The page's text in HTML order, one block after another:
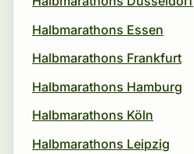
Halbmarathons Essen
Halbmarathons Frankfurt
Halbmarathons Hamburg
Halbmarathons Köln
Halbmarathons Leipzig